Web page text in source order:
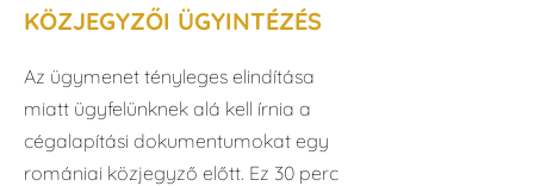
KÖZJEGYZŐI ÜGYINTÉZÉS
Az ügymenet tényleges elindítása
miatt ügyfelünknek alá kell írnia a
cégalapítási dokumentumokat egy
romániai közjegyző előtt. Ez 30 perc